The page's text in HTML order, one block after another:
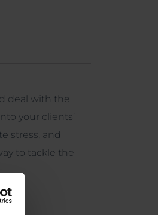
deal with the
your clients’
stress, and
to tackle the